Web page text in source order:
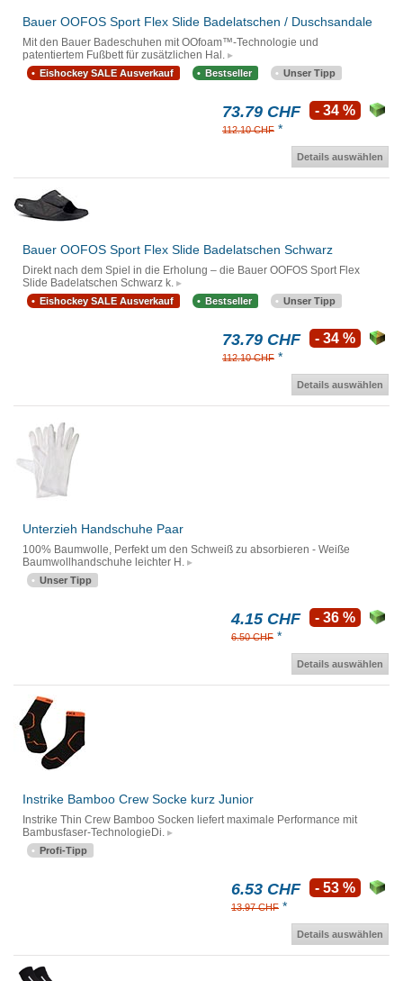
Bauer OOFOS Sport Flex Slide Badelatschen / Duschsandale
Mit den Bauer Badeschuhen mit OOfoam™-Technologie und
patentiertem Fußbett für zusätzlichen Hal.
Eishockey SALE Ausverkauf Bestseller Unser Tipp
73.79 CHF
112.10 CHF *
- 34 %
Details auswählen
Bauer OOFOS Sport Flex Slide Badelatschen Schwarz
Direkt nach dem Spiel in die Erholung – die Bauer OOFOS Sport Flex
Slide Badelatschen Schwarz k.
Eishockey SALE Ausverkauf Bestseller Unser Tipp
73.79 CHF
112.10 CHF *
- 34 %
Details auswählen
Unterzieh Handschuhe Paar
100% Baumwolle, Perfekt um den Schweiß zu absorbieren - Weiße
Baumwollhandschuhe leichter H.
Unser Tipp
4.15 CHF
6.50 CHF *
- 36 %
Details auswählen
Instrike Bamboo Crew Socke kurz Junior
Instrike Thin Crew Bamboo Socken liefert maximale Performance mit
Bambusfaser-TechnologieDi.
Profi-Tipp
6.53 CHF
13.97 CHF *
- 53 %
Details auswählen